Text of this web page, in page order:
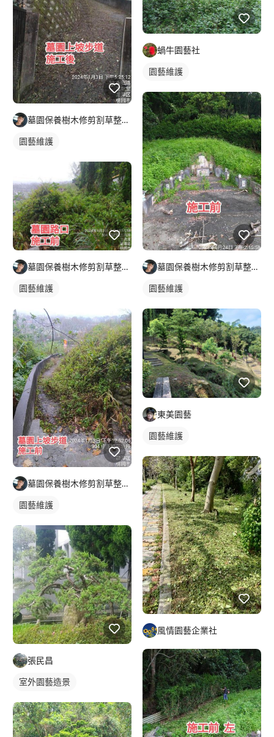
墓園保養樹木修剪割草整理及外牆清潔
園藝維護
墓園保養樹木修剪割草整理及外牆清潔
園藝維護
墓園保養樹木修剪割草整理及外牆清潔
園藝維護
張民昌
室外園藝造景
蝸牛園藝社
園藝維護
墓園保養樹木修剪割草整理及外牆清潔
園藝維護
東美園藝
園藝維護
風情園藝企業社